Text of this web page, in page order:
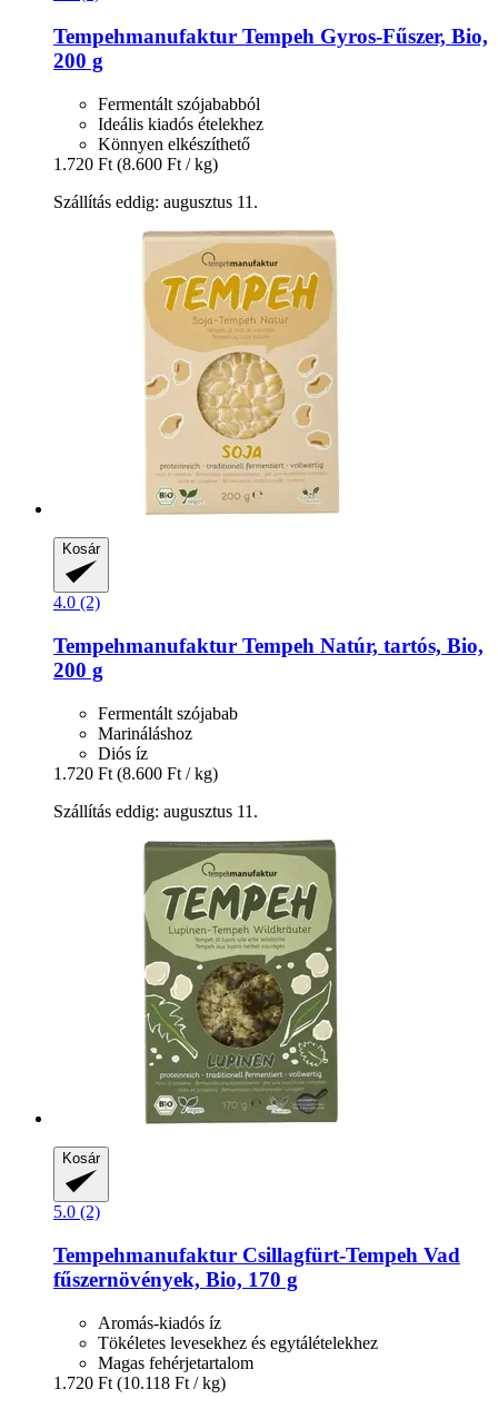
Tempehmanufaktur Tempeh Gyros-​Fűszer, Bio,
200 g
Fermentált szójababból
Ideális kiadós ételekhez
Könnyen elkészíthető
1.720 Ft (8.600 Ft / kg)
Szállítás eddig: augusztus 11.
Kosár
4.0 (2)
Tempehmanufaktur Tempeh Natúr, tartós, Bio,
200 g
Fermentált szójabab
Marináláshoz
Diós íz
1.720 Ft (8.600 Ft / kg)
Szállítás eddig: augusztus 11.
Kosár
5.0 (2)
Tempehmanufaktur Csillagfürt-​Tempeh Vad
fűszernövények, Bio, 170 g
Aromás-kiadós íz
Tökéletes levesekhez és egytálételekhez
Magas fehérjetartalom
1.720 Ft (10.118 Ft / kg)